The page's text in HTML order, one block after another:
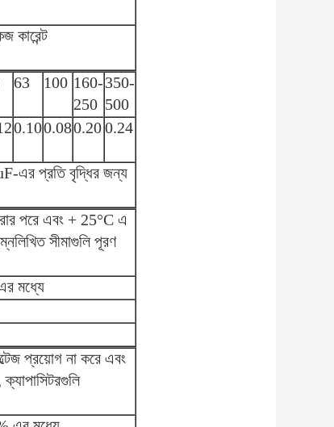
কারেন্ট
63 100 160-
250
350-
500
0.100.080.200.24
এর প্রতি বৃদ্ধির জন্য
পরে এবং + 25°C এ
সীমাগুলি পূরণ
মধ্যে
প্রয়োগ না করে এবং